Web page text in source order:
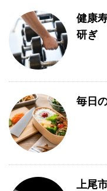
健康
研ぎ
毎日
上尾